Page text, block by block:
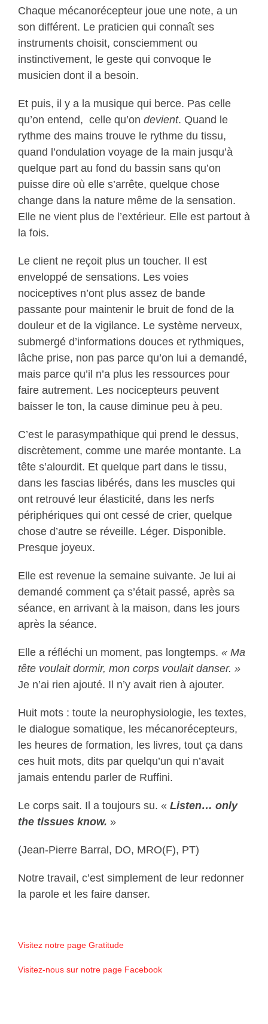
Chaque mécanorécepteur joue une note, a un
son différent. Le praticien qui connaît ses
instruments choisit, consciemment ou
instinctivement, le geste qui convoque le
musicien dont il a besoin.
Et puis, il y a la musique qui berce. Pas celle
qu’on entend, celle qu’on devient. Quand le
rythme des mains trouve le rythme du tissu,
quand l’ondulation voyage de la main jusqu’à
quelque part au fond du bassin sans qu’on
puisse dire où elle s’arrête, quelque chose
change dans la nature même de la sensation.
Elle ne vient plus de l’extérieur. Elle est partout à
la fois.
Le client ne reçoit plus un toucher. Il est
enveloppé de sensations. Les voies
nociceptives n’ont plus assez de bande
passante pour maintenir le bruit de fond de la
douleur et de la vigilance. Le système nerveux,
submergé d’informations douces et rythmiques,
lâche prise, non pas parce qu’on lui a demandé,
mais parce qu’il n’a plus les ressources pour
faire autrement. Les nocicepteurs peuvent
baisser le ton, la cause diminue peu à peu.
C’est le parasympathique qui prend le dessus,
discrètement, comme une marée montante. La
tête s’alourdit. Et quelque part dans le tissu,
dans les fascias libérés, dans les muscles qui
ont retrouvé leur élasticité, dans les nerfs
périphériques qui ont cessé de crier, quelque
chose d’autre se réveille. Léger. Disponible.
Presque joyeux.
Elle est revenue la semaine suivante. Je lui ai
demandé comment ça s’était passé, après sa
séance, en arrivant à la maison, dans les jours
après la séance.
Elle a réfléchi un moment, pas longtemps. « Ma
tête voulait dormir, mon corps voulait danser. »
Je n’ai rien ajouté. Il n’y avait rien à ajouter.
Huit mots : toute la neurophysiologie, les textes,
le dialogue somatique, les mécanorécepteurs,
les heures de formation, les livres, tout ça dans
ces huit mots, dits par quelqu’un qui n’avait
jamais entendu parler de Ruffini.
Le corps sait. Il a toujours su. « Listen… only
the tissues know. »
(Jean-Pierre Barral, DO, MRO(F), PT)
Notre travail, c’est simplement de leur redonner
la parole et les faire danser.
Visitez notre page Gratitude
Visitez-nous sur notre page Facebook